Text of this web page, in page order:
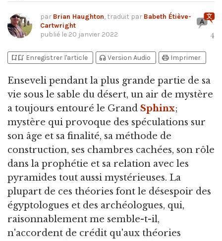
par Brian Haughton, traduit par Babeth Étiève-
Cartwright
publié le 20 janvier 2022 4
bookmark_addbookmark_added Enregistrer l'article headphones Version Audio print Imprimer
Enseveli pendant la plus grande partie de sa
vie sous le sable du désert, un air de mystère
a toujours entouré le Grand Sphinx;
mystère qui provoque des spéculations sur
son âge et sa finalité, sa méthode de
construction, ses chambres cachées, son rôle
dans la prophétie et sa relation avec les
pyramides tout aussi mystérieuses. La
plupart de ces théories font le désespoir des
égyptologues et des archéologues, qui,
raisonnablement me semble-t-il,
n'accordent de crédit qu'aux théories